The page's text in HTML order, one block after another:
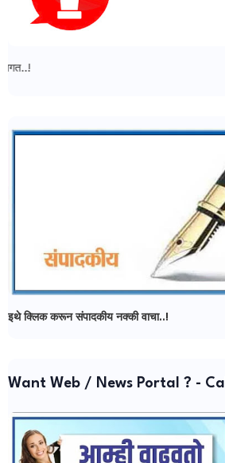
इथे क्लिक करून संपादकीय नक्की वाचा..!
Want Web / News Portal ? -